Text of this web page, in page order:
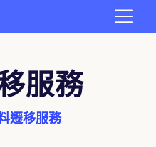
服務
遷移服務